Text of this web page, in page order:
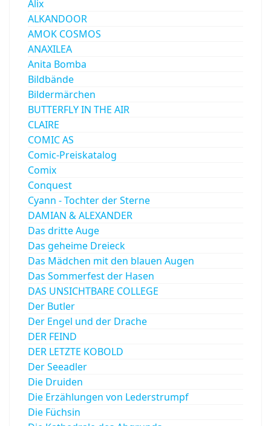
Alix
ALKANDOOR
AMOK COSMOS
ANAXILEA
Anita Bomba
Bildbände
Bildermärchen
BUTTERFLY IN THE AIR
CLAIRE
COMIC AS
Comic-Preiskatalog
Comix
Conquest
Cyann - Tochter der Sterne
DAMIAN & ALEXANDER
Das dritte Auge
Das geheime Dreieck
Das Mädchen mit den blauen Augen
Das Sommerfest der Hasen
DAS UNSICHTBARE COLLEGE
Der Butler
Der Engel und der Drache
DER FEIND
DER LETZTE KOBOLD
Der Seeadler
Die Druiden
Die Erzählungen von Lederstrumpf
Die Füchsin